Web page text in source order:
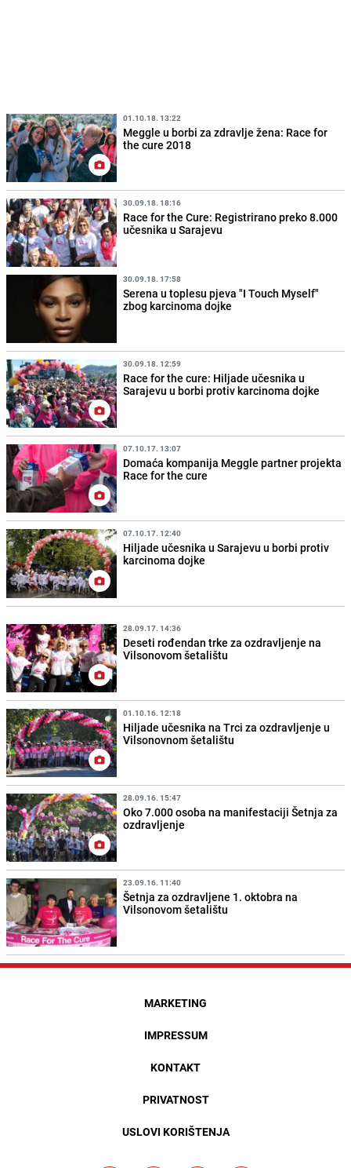
01.10.18. 13:22
Meggle u borbi za zdravlje žena: Race for
the cure 2018
30.09.18. 18:16
Race for the Cure: Registrirano preko 8.000
učesnika u Sarajevu
30.09.18. 17:58
Serena u toplesu pjeva "I Touch Myself"
zbog karcinoma dojke
30.09.18. 12:59
Race for the cure: Hiljade učesnika u
Sarajevu u borbi protiv karcinoma dojke
07.10.17. 13:07
Domaća kompanija Meggle partner projekta
Race for the cure
07.10.17. 12:40
Hiljade učesnika u Sarajevu u borbi protiv
karcinoma dojke
28.09.17. 14:36
Deseti rođendan trke za ozdravljenje na
Vilsonovom šetalištu
01.10.16. 12:18
Hiljade učesnika na Trci za ozdravljenje u
Vilsonovnom šetalištu
28.09.16. 15:47
Oko 7.000 osoba na manifestaciji Šetnja za
ozdravljenje
23.09.16. 11:40
Šetnja za ozdravljene 1. oktobra na
Vilsonovom šetalištu
MARKETING
IMPRESSUM
KONTAKT
PRIVATNOST
USLOVI KORIŠTENJA